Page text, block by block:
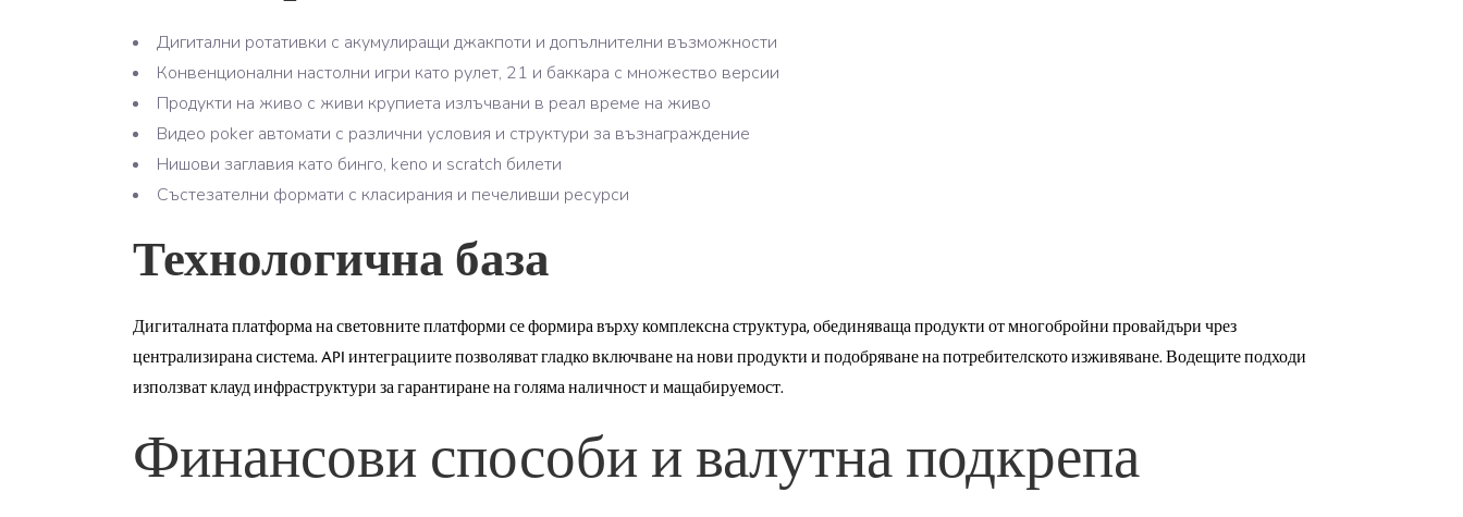
Дигитални ротативки с акумулиращи джакпоти и допълнителни възможности
Конвенционални настолни игри като рулет, 21 и баккара с множество версии
Продукти на живо с живи крупиета излъчвани в реал време на живо
Видео poker автомати с различни условия и структури за възнаграждение
Нишови заглавия като бинго, keno и scratch билети
Състезателни формати с класирания и печеливши ресурси
Технологична база
Дигиталната платформа на световните платформи се формира върху комплексна структура, обединяваща продукти от многобройни провайдъри чрез
централизирана система. API интеграциите позволяват гладко включване на нови продукти и подобряване на потребителското изживяване. Водещите подходи
използват клауд инфраструктури за гарантиране на голяма наличност и мащабируемост.
Финансови способи и валутна подкрепа